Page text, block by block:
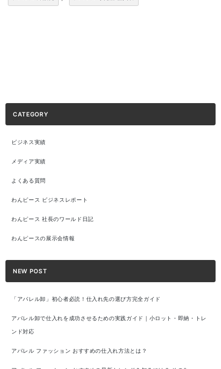
CATEGORY
ビジネス実績
メディア実績
よくある質問
わんピース ビジネスレポート
わんピース 社長のワールド日記
わんピースの展示会情報
NEW POST
「アパレル卸」初心者必読！仕入れ先の選び方完全ガイド
アパレル卸で仕入れを成功させるための実践ガイド｜小ロット・即納・トレ
ンド対応
アパレル ファッション おすすめの仕入れ方法とは？